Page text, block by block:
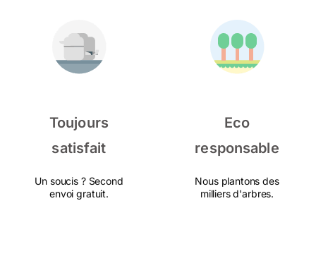
Toujours
satisfait
Un soucis ? Second
envoi gratuit.
Eco
responsable
Nous plantons des
milliers d'arbres.